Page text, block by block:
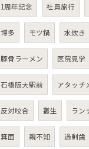
1周年記念 社員旅行
博多 モツ鍋 水炊き
豚骨ラーメン 医院見学
石橋阪大駅前 アタッチ
反対咬合 叢生 ラン
箕面 親不知 過剰歯